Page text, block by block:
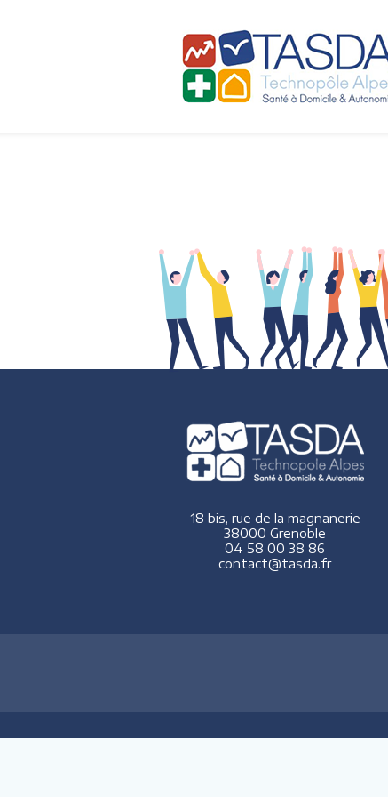
18 bis, rue de la magnanerie
38000 Grenoble
04 58 00 38 86
contact@tasda.fr